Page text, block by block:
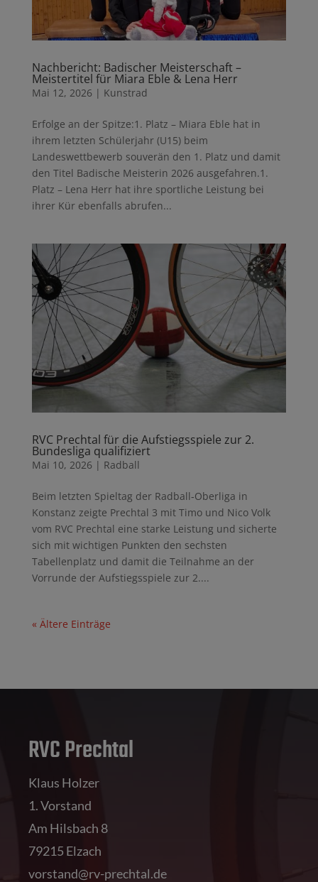
Nachbericht: Badischer Meisterschaft –
Meistertitel für Miara Eble & Lena Herr
Mai 12, 2026 | Kunstrad
Erfolge an der Spitze:1. Platz – Miara Eble hat in
ihrem letzten Schülerjahr (U15) beim
Landeswettbewerb souverän den 1. Platz und damit
den Titel Badische Meisterin 2026 ausgefahren.1.
Platz – Lena Herr hat ihre sportliche Leistung bei
ihrer Kür ebenfalls abrufen...
RVC Prechtal für die Aufstiegsspiele zur 2.
Bundesliga qualifiziert
Mai 10, 2026 | Radball
Beim letzten Spieltag der Radball‑Oberliga in
Konstanz zeigte Prechtal 3 mit Timo und Nico Volk
vom RVC Prechtal eine starke Leistung und sicherte
sich mit wichtigen Punkten den sechsten
Tabellenplatz und damit die Teilnahme an der
Vorrunde der Aufstiegsspiele zur 2....
« Ältere Einträge
RVC Prechtal
Klaus Holzer
1. Vorstand
Am Hilsbach 8
79215 Elzach
vorstand@rv-prechtal.de